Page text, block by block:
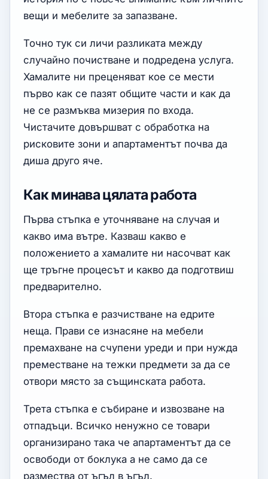
вещи и мебелите за запазване.
Точно тук си личи разликата между
случайно почистване и подредена услуга.
Хамалите ни преценяват кое се мести
първо как се пазят общите части и как да
не се размъква мизерия по входа.
Чистачите довършват с обработка на
рисковите зони и апартаментът почва да
диша друго яче.
Как минава цялата работа
Първа стъпка е уточняване на случая и
какво има вътре. Казваш какво е
положението а хамалите ни насочват как
ще тръгне процесът и какво да подготвиш
предварително.
Втора стъпка е разчистване на едрите
неща. Прави се изнасяне на мебели
премахване на счупени уреди и при нужда
преместване на тежки предмети за да се
отвори място за същинската работа.
Трета стъпка е събиране и извозване на
отпадъци. Всичко ненужно се товари
организирано така че апартаментът да се
освободи от боклука а не само да се
размества от ъгъл в ъгъл.